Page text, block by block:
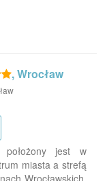
, Wrocław
położony jest w
miasta a strefą
Wrocławskich.